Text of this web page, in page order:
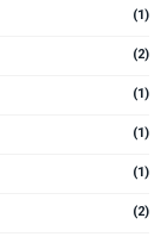
(1)
(2)
(1)
(1)
(1)
(2)